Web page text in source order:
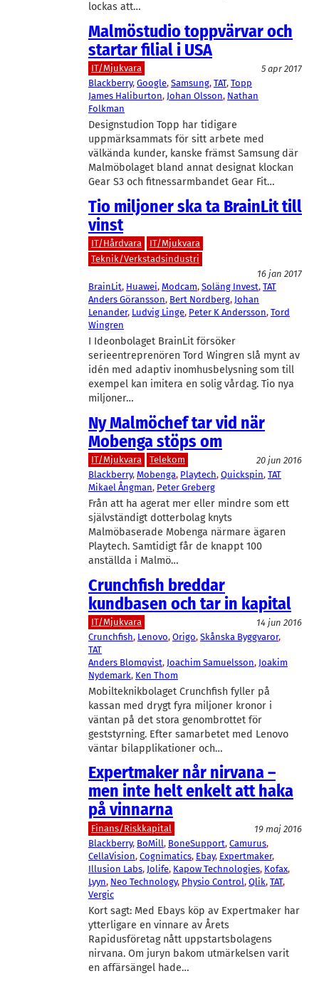
lockas att…
Malmöstudio toppvärvar och
startar filial i USA
IT/Mjukvara
5 apr 2017
Blackberry, Google, Samsung, TAT, Topp
James Haliburton, Johan Olsson, Nathan
Folkman
Designstudion Topp har tidigare
uppmärksammats för sitt arbete med
välkända kunder, kanske främst Samsung där
Malmöbolaget bland annat designat klockan
Gear S3 och fitnessarmbandet Gear Fit…
Tio miljoner ska ta BrainLit till
vinst
IT/Hårdvara
IT/Mjukvara
Teknik/Verkstadsindustri
16 jan 2017
BrainLit, Huawei, Modcam, Soläng Invest, TAT
Anders Göransson, Bert Nordberg, Johan
Lenander, Ludvig Linge, Peter K Andersson, Tord
Wingren
I Ideonbolaget BrainLit försöker
serieentreprenören Tord Wingren slå mynt av
idén med adaptiv inomhusbelysning som till
exempel kan imitera en solig vårdag. Tio nya
miljoner…
Ny Malmöchef tar vid när
Mobenga stöps om
IT/Mjukvara Telekom
20 jun 2016
Blackberry, Mobenga, Playtech, Quickspin, TAT
Mikael Ångman, Peter Greberg
Från att ha agerat mer eller mindre som ett
självständigt dotterbolag knyts
Malmöbaserade Mobenga närmare ägaren
Playtech. Samtidigt får de knappt 100
anställda i Malmö…
Crunchfish breddar
kundbasen och tar in kapital
IT/Mjukvara
14 jun 2016
Crunchfish, Lenovo, Origo, Skånska Byggvaror
TAT
Anders Blomqvist, Joachim Samuelsson, Joakim
Nydemark, Ken Thom
Mobilteknikbolaget Crunchfish fyller på
kassan med drygt fyra miljoner kronor i
väntan på det stora genombrottet för
geststyrning. Efter samarbetet med Lenovo
väntar bilapplikationer och…
Expertmaker når nirvana –
men inte helt enkelt att haka
på vinnarna
Finans/Riskkapital
19 maj 2016
Blackberry, BoMill, BoneSupport, Camurus
CellaVision, Cognimatics, Ebay, Expertmaker
Illusion Labs, Jolife, Kapow Technologies, Kofax
Lyyn, Neo Technology, Physio Control, Qlik, TAT
Vergic
Kort sagt: Med Ebays köp av Expertmaker har
ytterligare en vinnare av Årets
Rapidusföretag nått uppstartsbolagens
nirvana. Om juryn bakom utmärkelsen varit
en affärsängel hade…